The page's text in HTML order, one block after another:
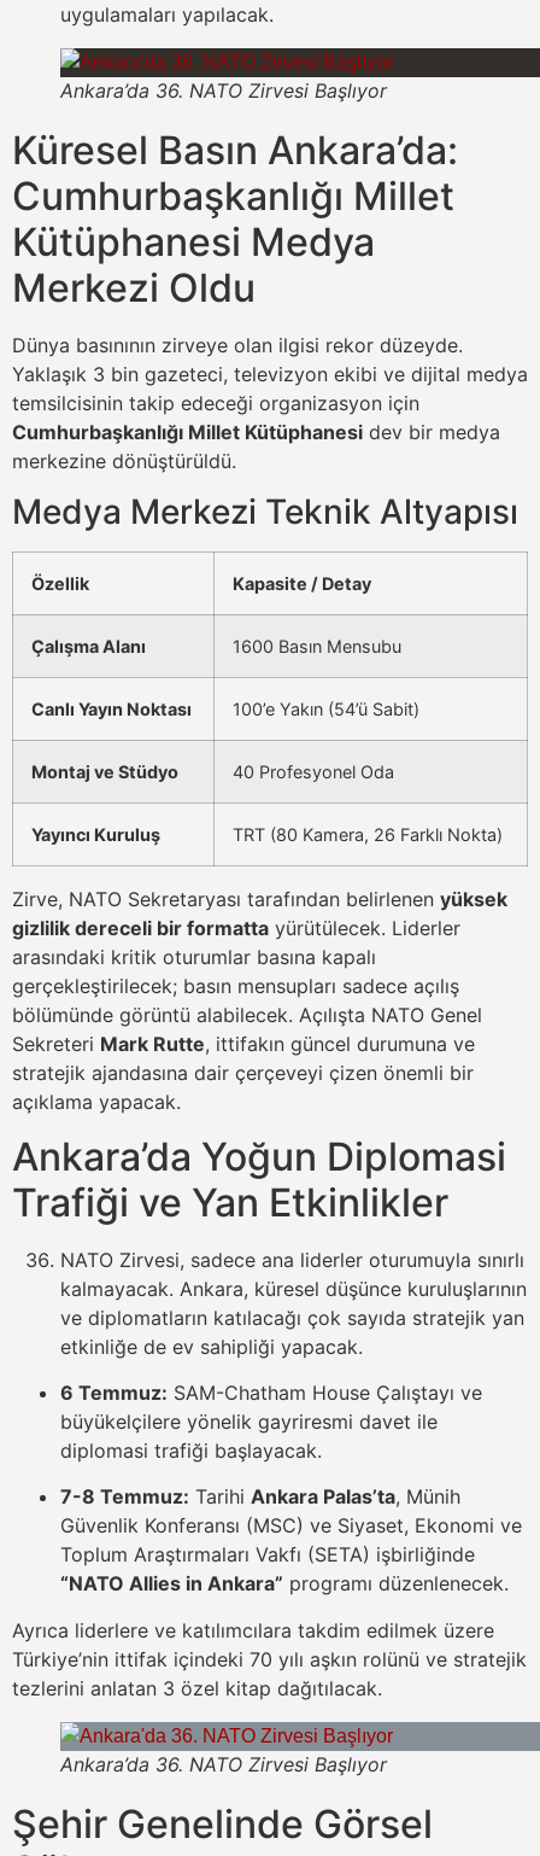
uygulamaları yapılacak.
Ankara’da 36. NATO Zirvesi Başlıyor
Küresel Basın Ankara’da:
Cumhurbaşkanlığı Millet
Kütüphanesi Medya
Merkezi Oldu
Dünya basınının zirveye olan ilgisi rekor düzeyde.
Yaklaşık 3 bin gazeteci, televizyon ekibi ve dijital medya
temsilcisinin takip edeceği organizasyon için
Cumhurbaşkanlığı Millet Kütüphanesi dev bir medya
merkezine dönüştürüldü.
Medya Merkezi Teknik Altyapısı
Özellik Kapasite / Detay
Çalışma Alanı 1600 Basın Mensubu
Canlı Yayın Noktası 100’e Yakın (54’ü Sabit)
Montaj ve Stüdyo 40 Profesyonel Oda
Yayıncı Kuruluş TRT (80 Kamera, 26 Farklı Nokta)
Zirve, NATO Sekretaryası tarafından belirlenen yüksek
gizlilik dereceli bir formatta yürütülecek. Liderler
arasındaki kritik oturumlar basına kapalı
gerçekleştirilecek; basın mensupları sadece açılış
bölümünde görüntü alabilecek. Açılışta NATO Genel
Sekreteri Mark Rutte, ittifakın güncel durumuna ve
stratejik ajandasına dair çerçeveyi çizen önemli bir
açıklama yapacak.
Ankara’da Yoğun Diplomasi
Trafiği ve Yan Etkinlikler
NATO Zirvesi, sadece ana liderler oturumuyla sınırlı
kalmayacak. Ankara, küresel düşünce kuruluşlarının
ve diplomatların katılacağı çok sayıda stratejik yan
etkinliğe de ev sahipliği yapacak.
6 Temmuz: SAM-Chatham House Çalıştayı ve
büyükelçilere yönelik gayriresmi davet ile
diplomasi trafiği başlayacak.
7-8 Temmuz: Tarihi Ankara Palas’ta, Münih
Güvenlik Konferansı (MSC) ve Siyaset, Ekonomi ve
Toplum Araştırmaları Vakfı (SETA) işbirliğinde
“NATO Allies in Ankara” programı düzenlenecek.
Ayrıca liderlere ve katılımcılara takdim edilmek üzere
Türkiye’nin ittifak içindeki 70 yılı aşkın rolünü ve stratejik
tezlerini anlatan 3 özel kitap dağıtılacak.
Ankara’da 36. NATO Zirvesi Başlıyor
Şehir Genelinde Görsel